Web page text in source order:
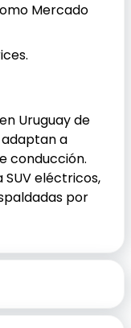
Mercado
Uruguay de
a
conducción.
eléctricos,
por